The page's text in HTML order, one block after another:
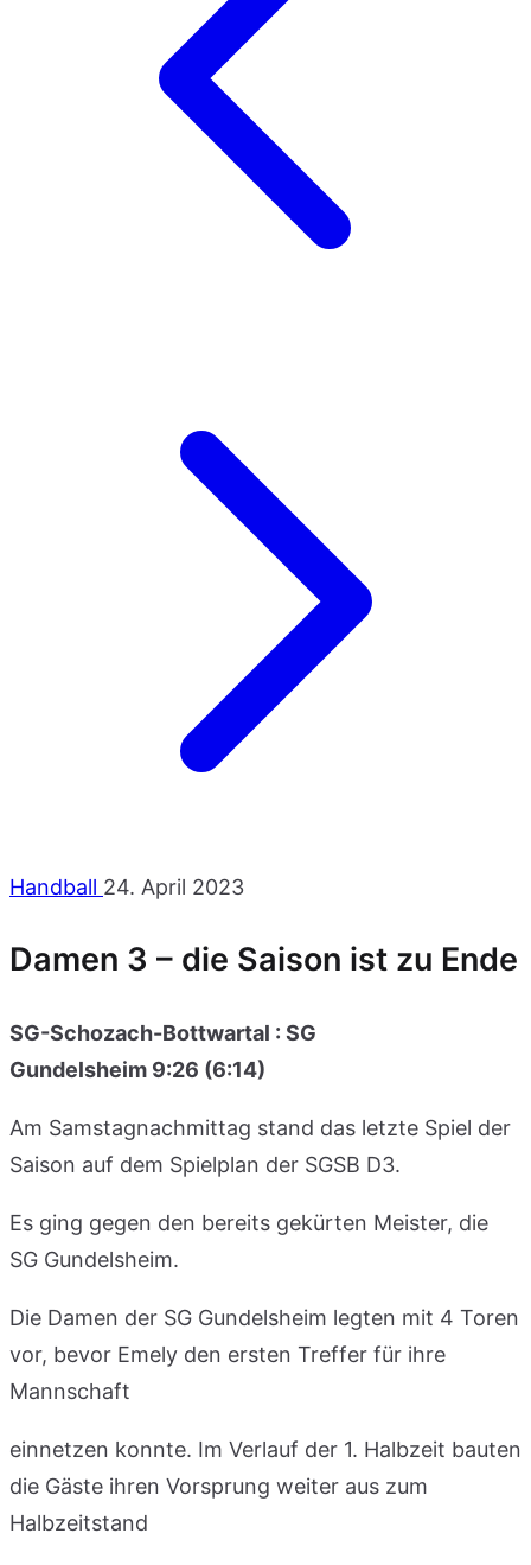
Handball 24. April 2023
Damen 3 – die Saison ist zu Ende
SG-Schozach-Bottwartal : SG
Gundelsheim 9:26 (6:14)
Am Samstagnachmittag stand das letzte Spiel der
Saison auf dem Spielplan der SGSB D3.
Es ging gegen den bereits gekürten Meister, die
SG Gundelsheim.
Die Damen der SG Gundelsheim legten mit 4 Toren
vor, bevor Emely den ersten Treffer für ihre
Mannschaft
einnetzen konnte. Im Verlauf der 1. Halbzeit bauten
die Gäste ihren Vorsprung weiter aus zum
Halbzeitstand